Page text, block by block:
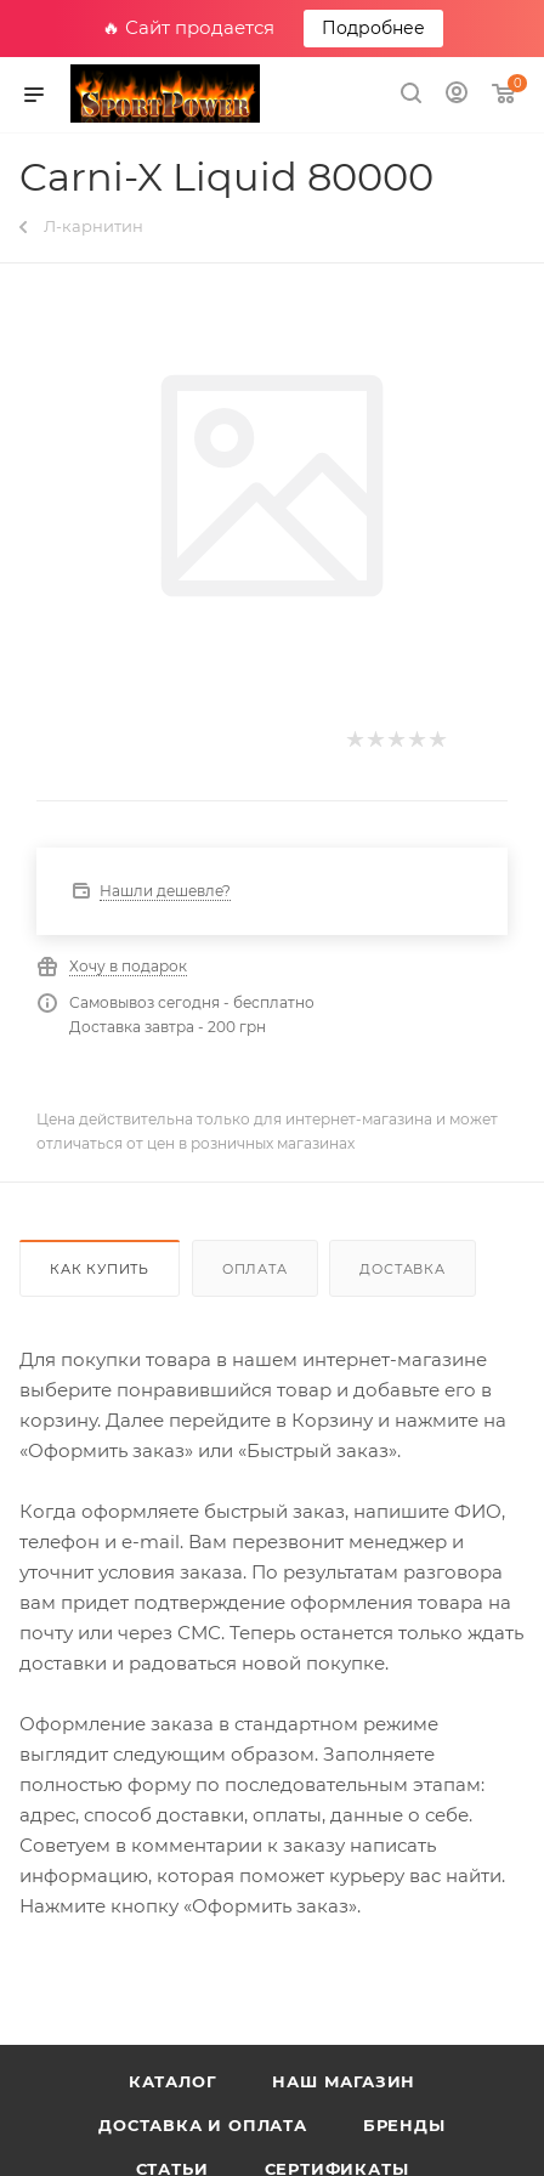
🔥 Сайт продается Подробнее
0
Carni-X Liquid 80000
Л-карнитин
Нашли дешевле?
Хочу в подарок
Самовывоз сегодня - бесплатно
Доставка завтра - 200 грн
Цена действительна только для интернет-магазина и может
отличаться от цен в розничных магазинах
КАК КУПИТЬ ОПЛАТА ДОСТАВКА
Для покупки товара в нашем интернет-магазине
выберите понравившийся товар и добавьте его в
корзину. Далее перейдите в Корзину и нажмите на
«Оформить заказ» или «Быстрый заказ».
Когда оформляете быстрый заказ, напишите ФИО,
телефон и e-mail. Вам перезвонит менеджер и
уточнит условия заказа. По результатам разговора
вам придет подтверждение оформления товара на
почту или через СМС. Теперь останется только ждать
доставки и радоваться новой покупке.
Оформление заказа в стандартном режиме
выглядит следующим образом. Заполняете
полностью форму по последовательным этапам:
адрес, способ доставки, оплаты, данные о себе.
Советуем в комментарии к заказу написать
информацию, которая поможет курьеру вас найти.
Нажмите кнопку «Оформить заказ».
КАТАЛОГ НАШ МАГАЗИН
ДОСТАВКА И ОПЛАТА БРЕНДЫ
СТАТЬИ СЕРТИФИКАТЫ